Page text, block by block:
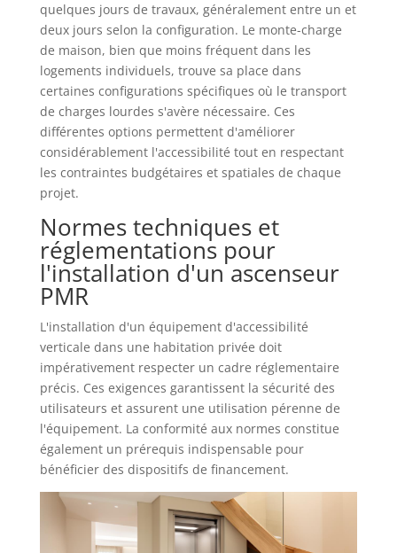
quelques jours de travaux, généralement entre un et
deux jours selon la configuration. Le monte-charge
de maison, bien que moins fréquent dans les
logements individuels, trouve sa place dans
certaines configurations spécifiques où le transport
de charges lourdes s'avère nécessaire. Ces
différentes options permettent d'améliorer
considérablement l'accessibilité tout en respectant
les contraintes budgétaires et spatiales de chaque
projet.
Normes techniques et
réglementations pour
l'installation d'un ascenseur
PMR
L'installation d'un équipement d'accessibilité
verticale dans une habitation privée doit
impérativement respecter un cadre réglementaire
précis. Ces exigences garantissent la sécurité des
utilisateurs et assurent une utilisation pérenne de
l'équipement. La conformité aux normes constitue
également un prérequis indispensable pour
bénéficier des dispositifs de financement.